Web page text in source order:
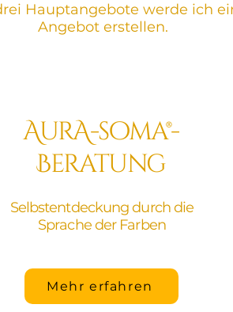
Hauptangebote werde ich
Angebot erstellen.
AurA-soma®-
Beratung
Selbstentdeckung durch die
Sprache der Farben
Mehr erfahren